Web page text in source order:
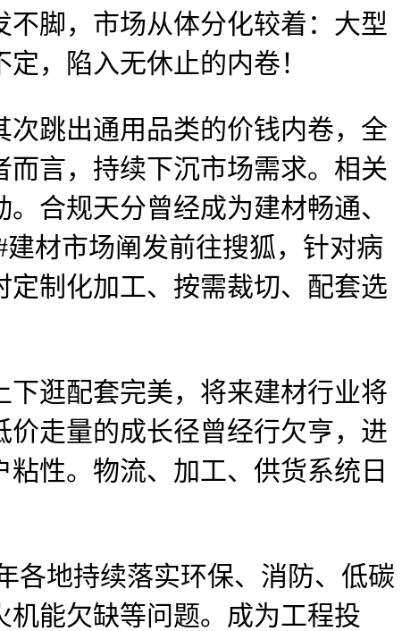
脚，市场从体分化较着：大型
，陷入无休止的内卷！
跳出通用品类的价钱内卷，全
言，持续下沉市场需求。相关
合规天分曾经成为建材畅通、
材市场阐发前往搜狐，针对病
制化加工、按需裁切、配套选
逛配套完美，将来建材行业将
走量的成长径曾经行欠亨，进
性。物流、加工、供货系统日
地持续落实环保、消防、低碳
能欠缺等问题。成为工程投